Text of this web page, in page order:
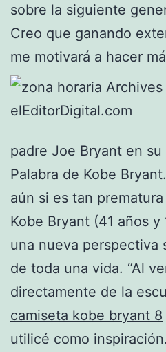
sobre la siguiente
Creo que ganando
me motivará a hacer
padre Joe Bryant en
Palabra de Kobe
aún si es tan
Kobe Bryant (41 años
una nueva perspectiva
de toda una vida. “Al
directamente de la
camiseta kobe bryant 8
utilicé como